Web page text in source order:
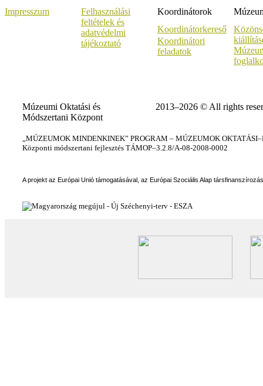
Impresszum
Felhasználási
feltételek és
adatvédelmi
tájékoztató
Koordinátorok
Koordinátorkereső
Koordinátori
feladatok
Múzeumi Oktatási és
Módszertani Központ
2013–2026 © All rights
„MÚZEUMOK MINDENKINEK” PROGRAM – MÚZEUMOK
Központi módszertani fejlesztés TÁMOP–3.2.8/A-08-2008-0002
A projekt az Európai Unió támogatásával, az Európai Szociális Alap